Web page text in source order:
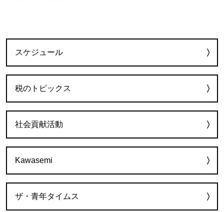
スケジュール
税のトピックス
社会貢献活動
Kawasemi
ザ・青年タイムス